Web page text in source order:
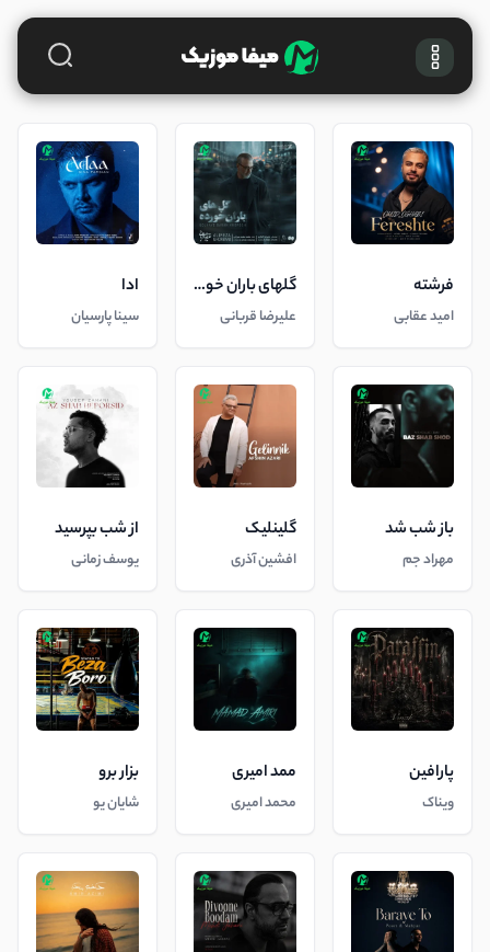
فرشته
امید عقابی
گلهای باران خورده
علیرضا قربانی
ادا
سینا پارسیان
باز شب شد
مهراد جم
گلینلیک
افشین آذری
از شب بپرسید
یوسف زمانی
پارافین
ویناک
ممد امیری
محمد امیری
بزار برو
شایان یو